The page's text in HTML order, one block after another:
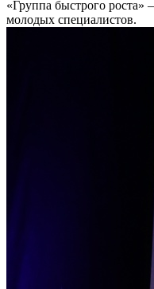
«Группа быстрого роста»
молодых специалистов.